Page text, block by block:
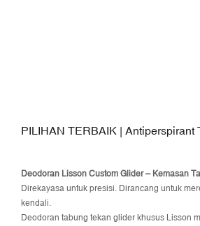
PILIHAN TERBAIK | Antiperspirant
Deodoran Lisson Custom Glider – Kemasan
Direkayasa untuk presisi. Dirancang untuk
kendali.
Deodoran tabung tekan glider khusus Lisson